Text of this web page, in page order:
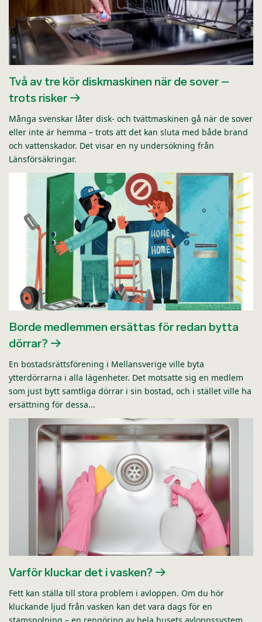
Två av tre kör diskmaskinen när de sover –
trots risker
Många svenskar låter disk- och tvättmaskinen gå när de sover
eller inte är hemma – trots att det kan sluta med både brand
och vattenskador. Det visar en ny undersökning från
Länsförsäkringar.
Borde medlemmen ersättas för redan bytta
dörrar?
En bostadsrättsförening i Mellansverige ville byta
ytterdörrarna i alla lägenheter. Det motsatte sig en medlem
som just bytt samtliga dörrar i sin bostad, och i stället ville ha
ersättning för dessa...
Varför kluckar det i vasken?
Fett kan ställa till stora problem i avloppen. Om du hör
kluckande ljud från vasken kan det vara dags för en